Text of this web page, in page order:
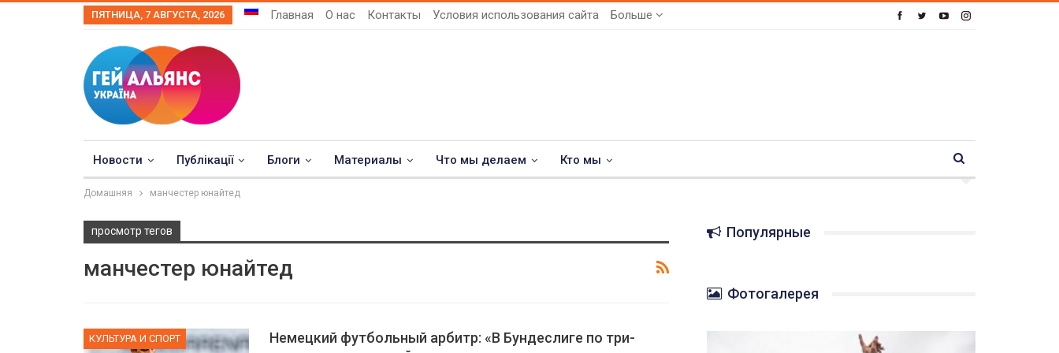
ПЯТНИЦА, 7 АВГУСТА, 2026 Главная О нас Контакты Условия использования сайта Больше
Новости Публікації Блоги Материалы Что мы делаем Кто мы
Домашняя манчестер юнайтед
просмотр тегов
манчестер юнайтед
КУЛЬТУРА И СПОРТ
Немецкий футбольный арбитр: «В Бундеслиге по три-
Популярные
Фотогалерея